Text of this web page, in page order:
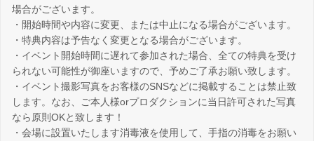
場合がございます。
・開始時間や内容に変更、または中止になる場合がございます。
・特典内容は予告なく変更となる場合がございます。
・イベント開始時間に遅れて参加された場合、全ての特典を受け
られない可能性が御座いますので、予めご了承お願い致します。
・イベント撮影写真をお客様のSNSなどに掲載することは禁止致
します。なお、ご本人様orプロダクションに当日許可された写真
なら原則OKと致します！
・会場に設置いたします消毒液を使用して、手指の消毒をお願い